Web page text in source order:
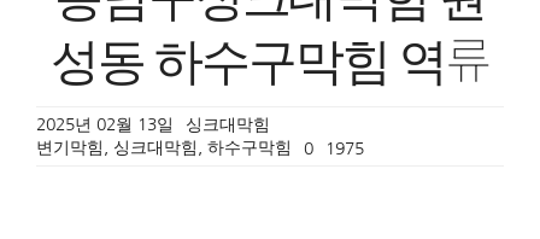
성동 하수구막힘 역류
2025년 02월 13일
싱크대막힘
변기막힘
싱크대막힘 하수구막힘 0 1975